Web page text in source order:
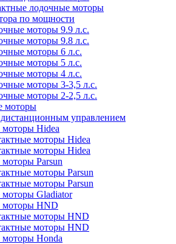
лодочные моторы
по мощности
моторы 9.9 л.с.
моторы 9.8 л.с.
моторы 6 л.с.
моторы 5 л.с.
моторы 4 л.с.
моторы 3-3,5 л.с.
моторы 2-2,5 л.с.
моторы
управлением
Hidea
моторы Hidea
моторы Hidea
Parsun
моторы Parsun
моторы Parsun
Gladiator
HND
моторы HND
моторы HND
Honda